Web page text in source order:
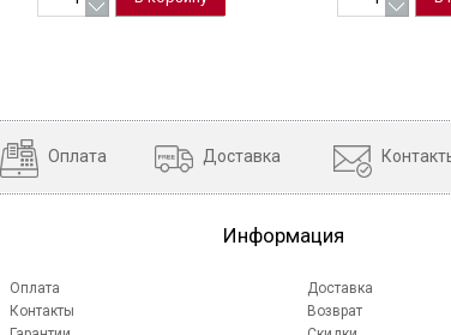
Оплата Доставка
Информация
Оплата
Контакты
Доставка
Возврат